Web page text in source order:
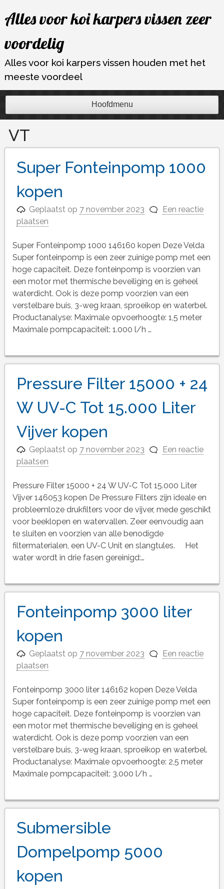
naar
inhoud
Alles voor koi karpers vissen zeer
voordelig
Alles voor koi karpers vissen houden met het
meeste voordeel
Hoofdmenu
VT
Super Fonteinpomp 1000
kopen
Geplaatst op 7 november 2023
Een reactie
plaatsen
Super Fonteinpomp 1000 146160 kopen Deze Velda
Super fonteinpomp is een zeer zuinige pomp met een
hoge capaciteit. Deze fonteinpomp is voorzien van
een motor met thermische beveiliging en is geheel
waterdicht. Ook is deze pomp voorzien van een
verstelbare buis, 3-weg kraan, sproeikop en waterbel.
Productanalyse: Maximale opvoerhoogte: 1,5 meter
Maximale pompcapaciteit: 1.000 l/h …
Pressure Filter 15000 + 24
W UV-C Tot 15.000 Liter
Vijver kopen
Geplaatst op 7 november 2023
Een reactie
plaatsen
Pressure Filter 15000 + 24 W UV-C Tot 15.000 Liter
Vijver 146053 kopen De Pressure Filters zijn ideale en
probleemloze drukfilters voor de vijver, mede geschikt
voor beeklopen en watervallen. Zeer eenvoudig aan
te sluiten en voorzien van alle benodigde
filtermaterialen, een UV-C Unit en slangtules. Het
water wordt in drie fasen gereinigd:…
Fonteinpomp 3000 liter
kopen
Geplaatst op 7 november 2023
Een reactie
plaatsen
Fonteinpomp 3000 liter 146162 kopen Deze Velda
Super fonteinpomp is een zeer zuinige pomp met een
hoge capaciteit. Deze fonteinpomp is voorzien van
een motor met thermische beveiliging en is geheel
waterdicht. Ook is deze pomp voorzien van een
verstelbare buis, 3-weg kraan, sproeikop en waterbel.
Productanalyse: Maximale opvoerhoogte: 2,5 meter
Maximale pompcapaciteit: 3.000 l/h …
Submersible
Dompelpomp 5000
kopen